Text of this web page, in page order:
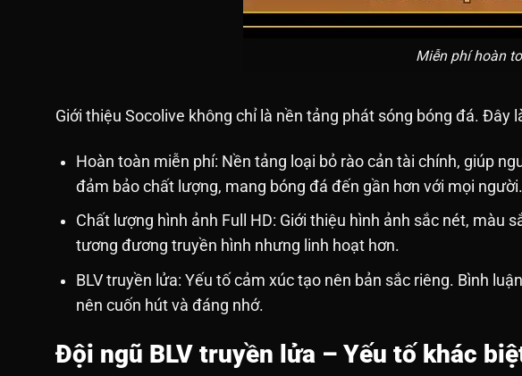
Miễn phí hoàn
Giới thiệu Socolive không chỉ là nền tảng phát sóng bóng đá.
Hoàn toàn miễn phí: Nền tảng loại bỏ rào cản tài chính, giúp
đảm bảo chất lượng, mang bóng đá đến gần hơn với mọi người.
Chất lượng hình ảnh Full HD: Giới thiệu hình ảnh sắc nét,
tương đương truyền hình nhưng linh hoạt hơn.
BLV truyền lửa: Yếu tố cảm xúc tạo nên bản sắc riêng. Bình
nên cuốn hút và đáng nhớ.
Đội ngũ BLV truyền lửa – Yếu tố khác